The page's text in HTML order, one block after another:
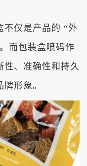
不仅是产品的 “外
而包装盒喷码作
性、准确性和持久
形象。